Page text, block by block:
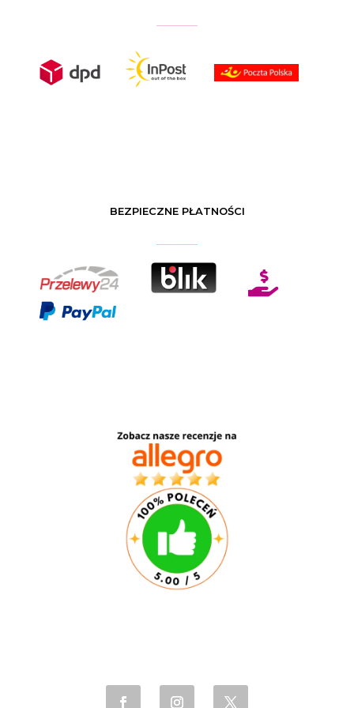
BEZPIECZNE PŁATNOŚCI
